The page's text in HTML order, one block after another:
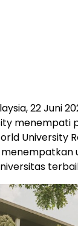
22 Juni
menempati
University